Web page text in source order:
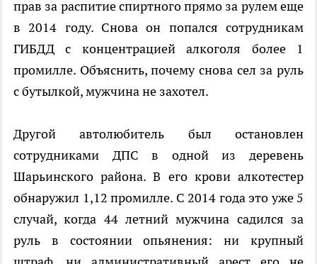
прав за распитие спиртного прямо за рулем еще
в 2014 году. Снова он попался сотрудникам
ГИБДД с концентрацией алкоголя более 1
промилле. Объяснить, почему снова сел за руль
с бутылкой, мужчина не захотел.
Другой автолюбитель был остановлен
сотрудниками ДПС в одной из деревень
Шарьинского района. В его крови алкотестер
обнаружил 1,12 промилле. С 2014 года это уже 5
случай, когда 44 летний мужчина садился за
руль в состоянии опьянения: ни крупный